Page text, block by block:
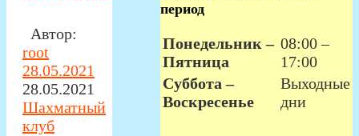
Автор:
root
28.05.2021
28.05.2021
Шахматный
клуб
период
Понедельник –
Пятница
08:00 –
17:00
Суббота –
Воскресенье
Выходные
дни